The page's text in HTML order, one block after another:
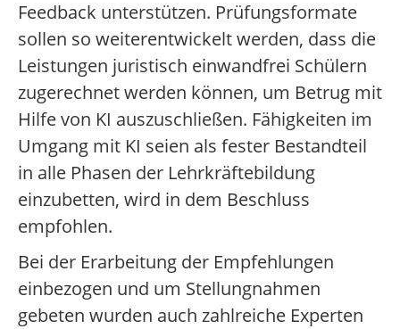
Feedback unterstützen. Prüfungsformate
sollen so weiterentwickelt werden, dass die
Leistungen juristisch einwandfrei Schülern
zugerechnet werden können, um Betrug mit
Hilfe von KI auszuschließen. Fähigkeiten im
Umgang mit KI seien als fester Bestandteil
in alle Phasen der Lehrkräftebildung
einzubetten, wird in dem Beschluss
empfohlen.
Bei der Erarbeitung der Empfehlungen
einbezogen und um Stellungnahmen
gebeten wurden auch zahlreiche Experten